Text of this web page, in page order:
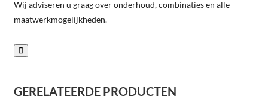
Wij adviseren u graag over onderhoud, combinaties en alle
maatwerkmogelijkheden.
GERELATEERDE PRODUCTEN